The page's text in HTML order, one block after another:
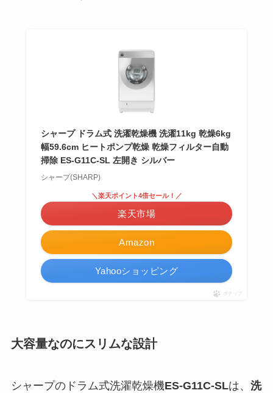
シャープ ドラム式 洗濯乾燥機 洗濯11kg 乾燥6kg
幅59.6cm ヒートポンプ乾燥 乾燥フィルター自動
掃除 ES-G11C-SL 左開き シルバー
シャープ(SHARP)
Amazon
＼楽天ポイント4倍セール！／
楽天市場
Yahooショッピング
ポチップ
大容量なのにスリムな設計
シャープのドラム式洗濯乾燥機ES-G11C-SLは、 洗